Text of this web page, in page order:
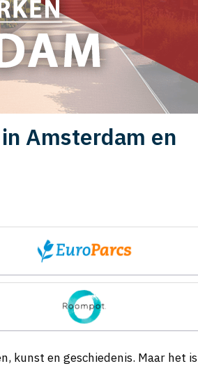
Amsterdam en
kunst en geschiedenis. Maar het is